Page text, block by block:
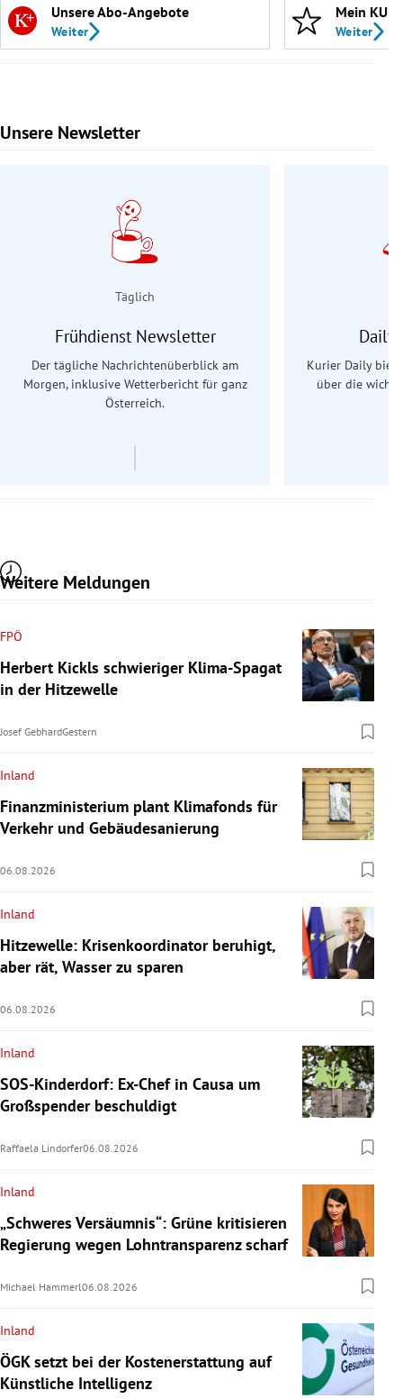
Unsere Abo-Angebote
Weiter
Mein
Weiter
Unsere Newsletter
Slide 1 von 9
Täglich
Frühdienst Newsletter
Der tägliche Nachrichtenüberblick am
Morgen, inklusive Wetterbericht für ganz
Österreich.
Daily
Kurier Daily
über die
Weitere Meldungen
FPÖ
Herbert Kickls schwieriger Klima-Spagat
in der Hitzewelle
Josef GebhardGestern
Inland
Finanzministerium plant Klimafonds für
Verkehr und Gebäudesanierung
06.08.2026
Inland
Hitzewelle: Krisenkoordinator beruhigt,
aber rät, Wasser zu sparen
06.08.2026
Inland
SOS-Kinderdorf: Ex-Chef in Causa um
Großspender beschuldigt
Raffaela Lindorfer06.08.2026
Inland
„Schweres Versäumnis“: Grüne kritisieren
Regierung wegen Lohntransparenz scharf
Michael Hammerl06.08.2026
Inland
ÖGK setzt bei der Kostenerstattung auf
Künstliche Intelligenz